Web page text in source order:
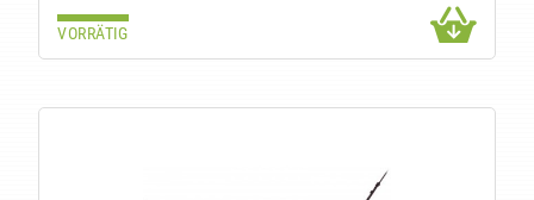
VORRÄTIG